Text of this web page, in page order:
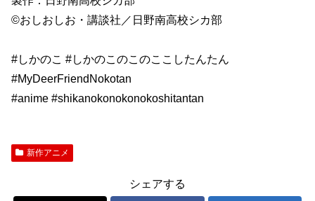
©おしおしお・講談社／日野南高校シカ部
#しかのこ #しかのこのこのここしたんたん
#MyDeerFriendNokotan
#anime #shikanokonokonokoshitantan
新作アニメ
シェアする